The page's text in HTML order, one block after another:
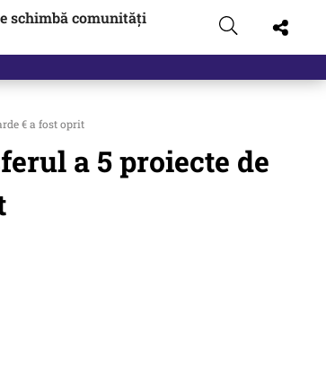
schimbă comunități
€ a fost oprit
a 5 proiecte de